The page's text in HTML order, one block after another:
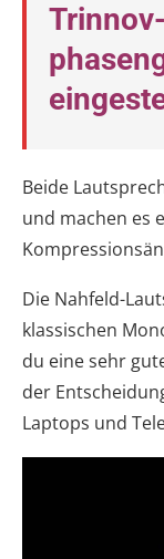
Beide
und machen es
Die Nahfeld-
klassischen
du eine sehr
der
Laptops und